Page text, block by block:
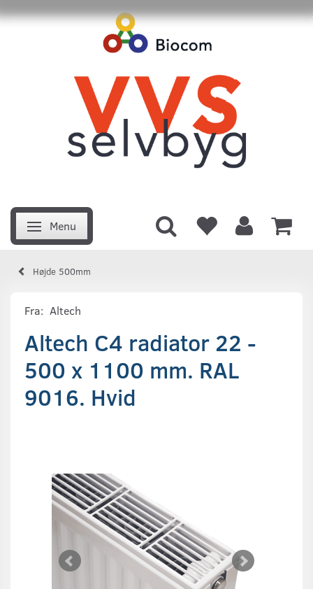
Skifte navigation
Menu
Højde 500mm
Fra: Altech
Altech C4 radiator 22 -
500 x 1100 mm. RAL
9016. Hvid